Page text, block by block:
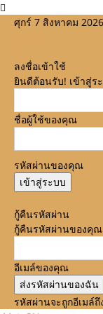
ศุกร์ 7 สิงหาคม 2026
ลงชื่อเข้าใช้
ยินดีต้อนรับ! เข้าสู่
ชื่อผู้ใช้ของคุณ
รหัสผ่านของคุณ
กู้คืนรหัสผ่าน
กู้คืนรหัสผ่านของคุณ
อีเมล์ของคุณ
รหัสผ่านจะถูกอีเมล์